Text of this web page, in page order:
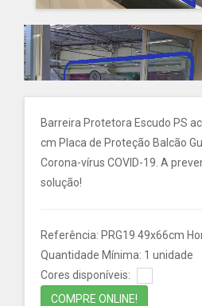
Barreira Protetora Escudo PS
cm Placa de Proteção Balcão
Corona-vírus COVID-19. A
solução!
Referência: PRG19 49x66cm
Quantidade Mínima: 1 unidade
Cores disponíveis:
COMPRE ONLINE!